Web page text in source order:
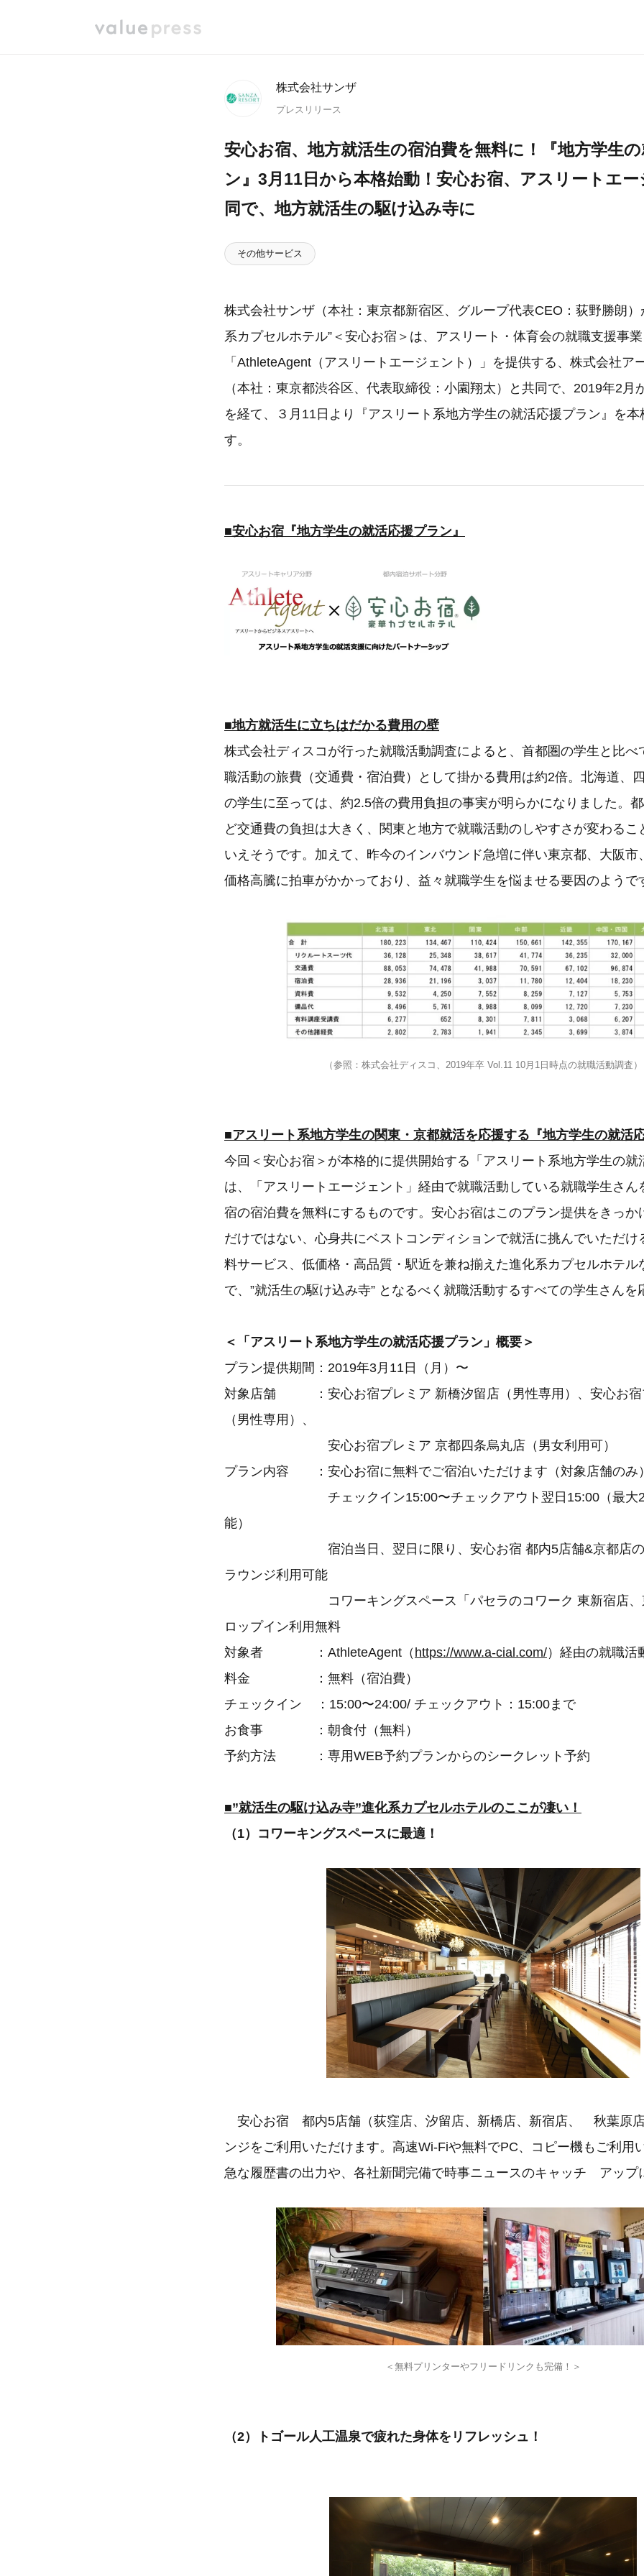
株式会社サンザ
プレスリリース
安心お宿、地方就活生の宿泊費を無料に！『地方学生
ン』3月11日から本格始動！安心お宿、アスリートエ
同で、地方就活生の駆け込み寺に
その他サービス
株式会社サンザ（本社：東京都新宿区、グループ代表CEO：荻野勝朗）
系カプセルホテル”＜安心お宿＞は、アスリート・体育会の就職支援事業
「AthleteAgent（アスリートエージェント）」を提供する、株式会社ア
（本社：東京都渋谷区、代表取締役：小園翔太）と共同で、2019年2月
を経て、３月11日より『アスリート系地方学生の就活応援プラン』を本
す。
■安心お宿『地方学生の就活応援プラン』
■地方就活生に立ちはだかる費用の壁
株式会社ディスコが行った就職活動調査によると、首都圏の学生と比べ
職活動の旅費（交通費・宿泊費）として掛かる費用は約2倍。北海道、
の学生に至っては、約2.5倍の費用負担の事実が明らかになりました。
ど交通費の負担は大きく、関東と地方で就職活動のしやすさが変わるこ
いえそうです。加えて、昨今のインバウンド急増に伴い東京都、大阪市
価格高騰に拍車がかかっており、益々就職学生を悩ませる要因のようで
（参照：株式会社ディスコ、2019年卒 Vol.11 10月1日時点の就職活動調査）
■アスリート系地方学生の関東・京都就活を応援する『地方学生の就活応
今回＜安心お宿＞が本格的に提供開始する「アスリート系地方学生の就
は、「アスリートエージェント」経由で就職活動している就職学生さん
宿の宿泊費を無料にするものです。安心お宿はこのプラン提供をきっか
だけではない、心身共にベストコンディションで就活に挑んでいただけ
料サービス、低価格・高品質・駅近を兼ね揃えた進化系カプセルホテル
で、”就活生の駆け込み寺” となるべく就職活動するすべての学生さんを
＜「アスリート系地方学生の就活応援プラン」概要＞
プラン提供期間：2019年3月11日（月）〜
対象店舗 ：安心お宿プレミア 新橋汐留店（男性専用）、安心お宿
（男性専用）、
安心お宿プレミア 京都四条烏丸店（男女利用可）
プラン内容 ：安心お宿に無料でご宿泊いただけます（対象店舗のみ）
チェックイン15:00〜チェックアウト翌日15:00（最大24
能）
宿泊当日、翌日に限り、安心お宿 都内5店舗&京都店のド
ラウンジ利用可能
コワーキングスペース「パセラのコワーク 東新宿店、東
ロップイン利用無料
対象者 ：AthleteAgent（ https://www.a-cial.com/）経由の就職活
料金 ：無料（宿泊費）
チェックイン ：15:00〜24:00/ チェックアウト：15:00まで
お食事 ：朝食付（無料）
予約方法 ：専用WEB予約プランからのシークレット予約
■”就活生の駆け込み寺”進化系カプセルホテルのここが凄い！
（1）コワーキングスペースに最適！
安心お宿 都内5店舗（荻窪店、汐留店、新橋店、新宿店、 秋葉原
ンジをご利用いただけます。高速Wi-Fiや無料でPC、コピー機もご利用
急な履歴書の出力や、各社新聞完備で時事ニュースのキャッチ アップ
＜無料プリンターやフリードリンクも完備！＞
（2）トゴール人工温泉で疲れた身体をリフレッシュ！